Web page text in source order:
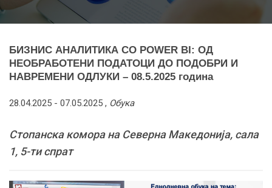
БИЗНИС АНАЛИТИКА СО POWER BI: ОД
НЕОБРАБОТЕНИ ПОДАТОЦИ ДО ПОДОБРИ И
НАВРЕМЕНИ ОДЛУКИ – 08.5.2025 година
28.04.2025 - 07.05.2025 , Обука
Стопанска комора на Северна Македонија, сала
1, 5-ти спрат